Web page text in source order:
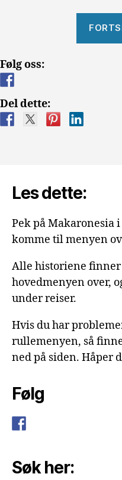
Følg oss:
Del dette:
Les dette:
Pek på Makaronesia
komme til menyen
Alle historiene finner
hovedmenyen over,
under reiser.
Hvis du har
rullemenyen, så
ned på siden. Håper
Følg
Søk her: